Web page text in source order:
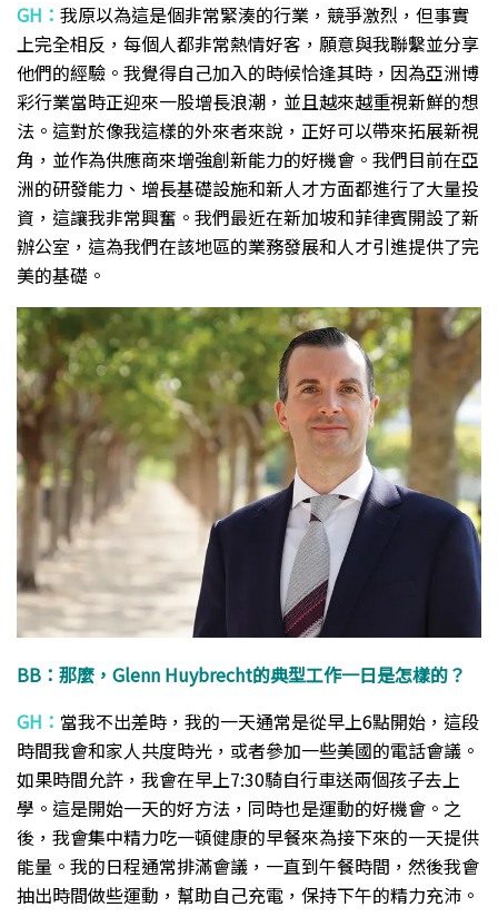
GH： 我原以為這是個非常緊湊的行業，競爭激烈，但事實
上完全相反，每個人都非常熱情好客，願意與我聯繫並分享
他們的經驗。我覺得自己加入的時候恰逢其時，因為亞洲博
彩行業當時正迎來一股增長浪潮，並且越來越重視新鮮的想
法。這對於像我這樣的外來者來說，正好可以帶來拓展新視
角，並作為供應商來增強創新能力的好機會。我們目前在亞
洲的研發能力、增長基礎設施和新人才方面都進行了大量投
資，這讓我非常興奮。我們最近在新加坡和菲律賓開設了新
辦公室，這為我們在該地區的業務發展和人才引進提供了完
美的基礎。
BB：那麼，Glenn Huybrecht的典型工作一日是怎樣的？
GH： 當我不出差時，我的一天通常是從早上6點開始，這段
時間我會和家人共度時光，或者參加一些美國的電話會議。
如果時間允許，我會在早上7:30騎自行車送兩個孩子去上
學。這是開始一天的好方法，同時也是運動的好機會。之
後，我會集中精力吃一頓健康的早餐來為接下來的一天提供
能量。我的日程通常排滿會議，一直到午餐時間，然後我會
抽出時間做些運動，幫助自己充電，保持下午的精力充沛。